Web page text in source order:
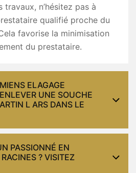
n’hésitez pas à
qualifié proche du
favorise la minimisation
du prestataire.
ELAGAGE
UNE SOUCHE
L ARS DANS LE
PASSIONNÉ EN
? VISITEZ